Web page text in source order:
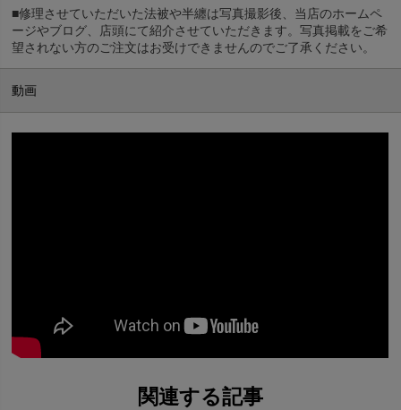
■修理させていただいた法被や半纏は写真撮影後、当店のホームペ
ージやブログ、店頭にて紹介させていただきます。写真掲載をご希
望されない方のご注文はお受けできませんのでご了承ください。